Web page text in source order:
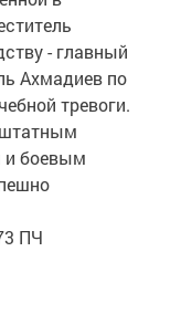
- главный
Ахмадиев по
тревоги.
и боевым
ПЧ